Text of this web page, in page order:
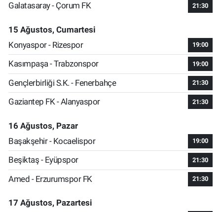
Galatasaray - Çorum FK
21:30
15 Ağustos, Cumartesi
Konyaspor - Rizespor
19:00
Kasımpaşa - Trabzonspor 19:00
Gençlerbirliği S.K. - Fenerbahçe 21:30
Gaziantep FK - Alanyaspor 21:30
16 Ağustos, Pazar
Başakşehir - Kocaelispor
19:00
Beşiktaş - Eyüpspor 21:30
Amed - Erzurumspor FK 21:30
17 Ağustos, Pazartesi